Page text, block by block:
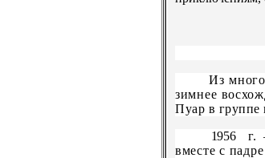
Из
зимнее
Пуар в
1956
г.
вместе с